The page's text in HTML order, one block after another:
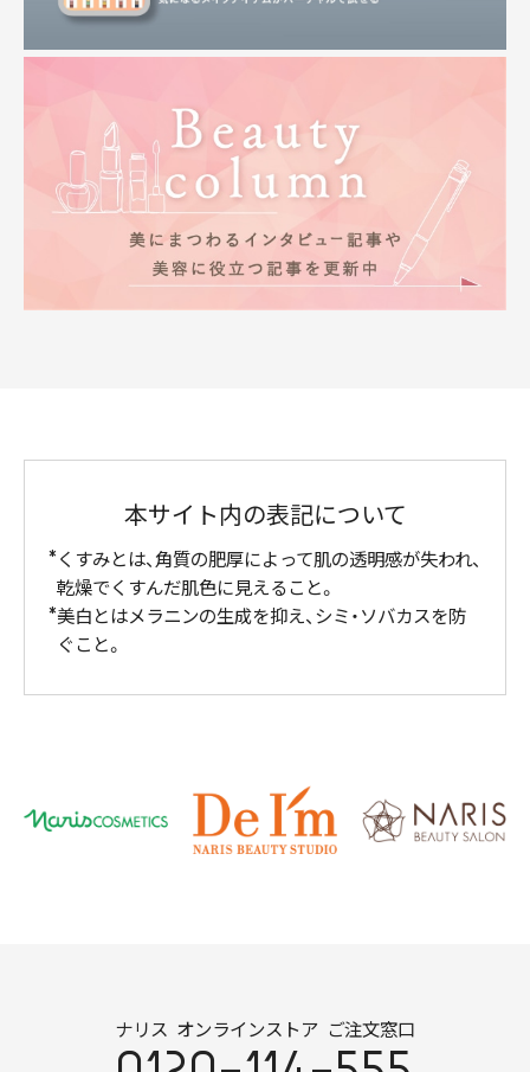
本サイト内の表記について
くすみとは、角質の肥厚によって肌の透明感が失われ、
乾燥でくすんだ肌色に見えること。
美白とはメラニンの生成を抑え、シミ・ソバカスを防
ぐこと。
ナリス オンラインストア ご注文窓口